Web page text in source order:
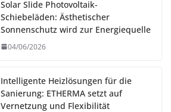
Solar Slide Photovoltaik-
Schiebeläden: Ästhetischer
Sonnenschutz wird zur Energiequelle
04/06/2026
Intelligente Heizlösungen für die
Sanierung: ETHERMA setzt auf
Vernetzung und Flexibilität